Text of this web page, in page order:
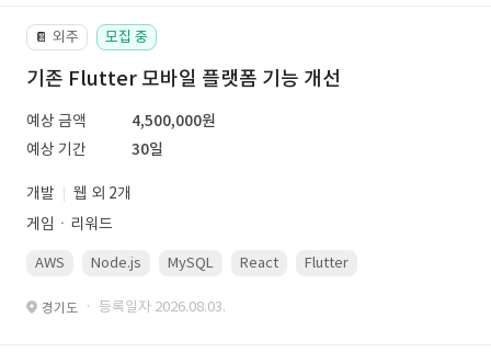
📔 외주 모집 중
기존 Flutter 모바일 플랫폼 기능 개선
예상 금액
4,500,000원
예상 기간
30일
개발
웹 외 2개
게임ㆍ리워드
AWS Node.js MySQL React Flutter
경기도 · 등록일자 2026.08.03.